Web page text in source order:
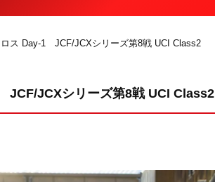
ス Day-1 JCF/JCXシリーズ第8戦 UCI Class2
JCF/JCXシリーズ第8戦 UCI Class2